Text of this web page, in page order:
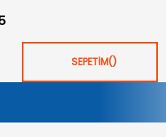
SEPETİM()